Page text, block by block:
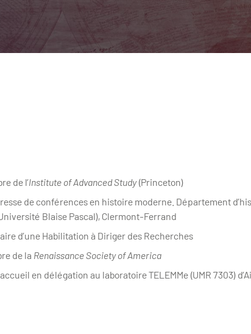
de l’Institute of Advanced Study(Princeton)
de conférences en histoire moderne. Département
Blaise Pascal), Clermont-Ferrand
d’une Habilitation à Diriger des Recherches
de la Renaissance Society of America
accueil en délégation au laboratoire TELEMMe (UMR 7303)